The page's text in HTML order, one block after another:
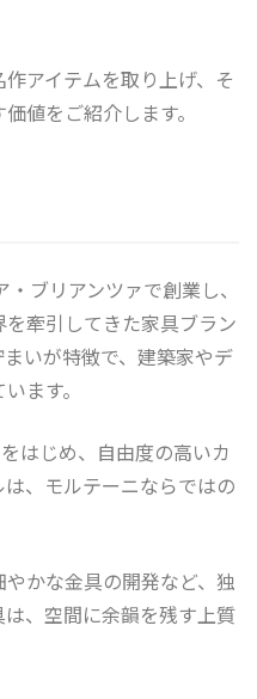
アイテムを取り上げ、そ
値をご紹介します。
ブリアンツァで創業し、
牽引してきた家具ブラン
いが特徴で、建築家やデ
ます。
はじめ、自由度の高いカ
、モルテーニならではの
かな金具の開発など、独
、空間に余韻を残す上質